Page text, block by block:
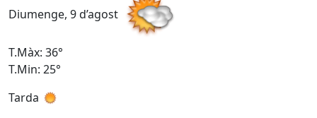
Diumenge, 9 d’agost
T.Màx: 36°
T.Min: 25°
Tarda